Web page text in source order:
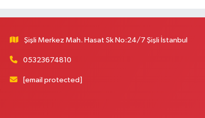
Şişli Merkez Mah. Hasat Sk No:24/7 Şişli İstanbul
05323674810
[email protected]